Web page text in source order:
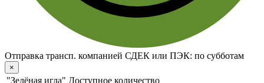
Отправка трансп. компанией СДЕК или ПЭК: по субботам
×
"Зелёная игла" Доступное количество